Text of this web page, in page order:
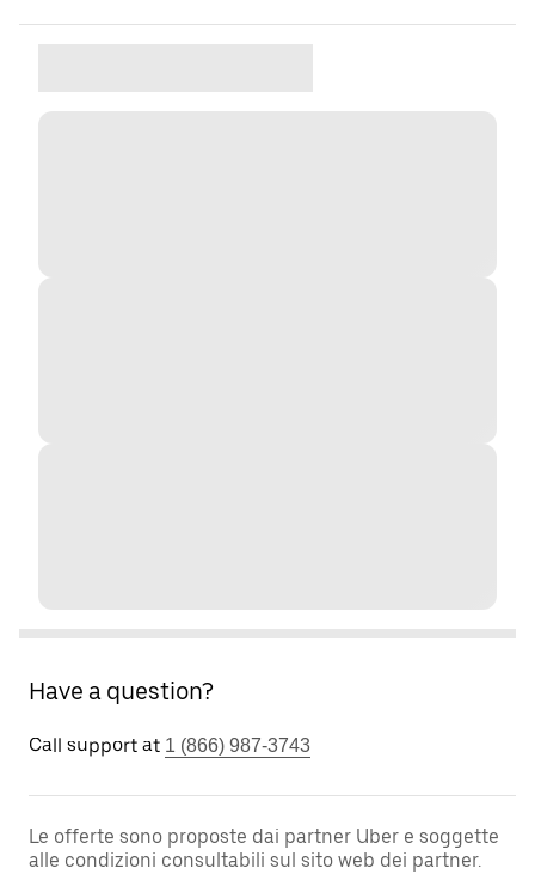
Have a question?
Call support at 1 (866) 987-3743
Le offerte sono proposte dai partner Uber e soggette
alle condizioni consultabili sul sito web dei partner.